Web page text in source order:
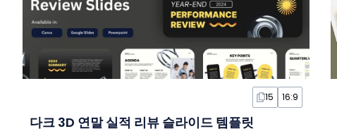
15 16:9
다크 3D 연말 실적 리뷰 슬라이드 템플릿